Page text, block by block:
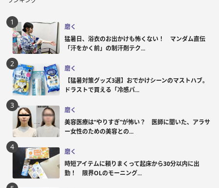
磨く
猛暑日、浴衣のお出かけも怖くない！ マンダム直伝
「汗をかく前」の制汗剤テク...
磨く
【猛暑対策グッズ3選】おでかけシーンのマストハブ。
ドラストで買える「冷感パ...
磨く
美容医療は“やりすぎ”が怖い？ 医師に聞いた、アラサ
ー女性のための美容との...
磨く
時短アイテムに頼りまくって起床から30分以内に出
勤！ 限界OLのモーニング...